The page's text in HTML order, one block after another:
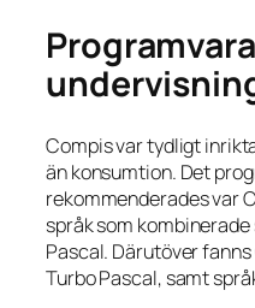
Compis var tydligt
än konsumtion. Det
rekommenderades var
språk som
Pascal. Därutöver
Turbo Pascal, samt